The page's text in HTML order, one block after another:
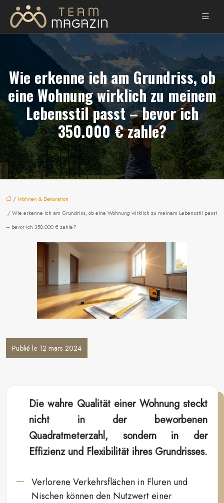
Wie erkenne ich am Grundriss, ob
eine Wohnung wirklich zu meinem
Lebensstil passt – bevor ich
350.000 € zahle?
/Wohnen & Dekoration
/ Wie erkenne ich am Grundriss, ob eine Wohnung wirklich zu meinem Lebensstil passt
– bevor ich 350.000 € zahle?
Publié le 12 mars 2024
Die wahre Qualität einer Wohnung steckt
nicht in der beworbenen
Quadratmeterzahl, sondern in der
Effizienz und Flexibilität ihres Grundrisses.
Verlorene Verkehrsflächen in Fluren und
Nischen können den Nutzwert einer